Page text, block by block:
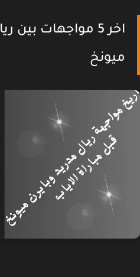
اخر 5 مواجهات بين
ميونخ